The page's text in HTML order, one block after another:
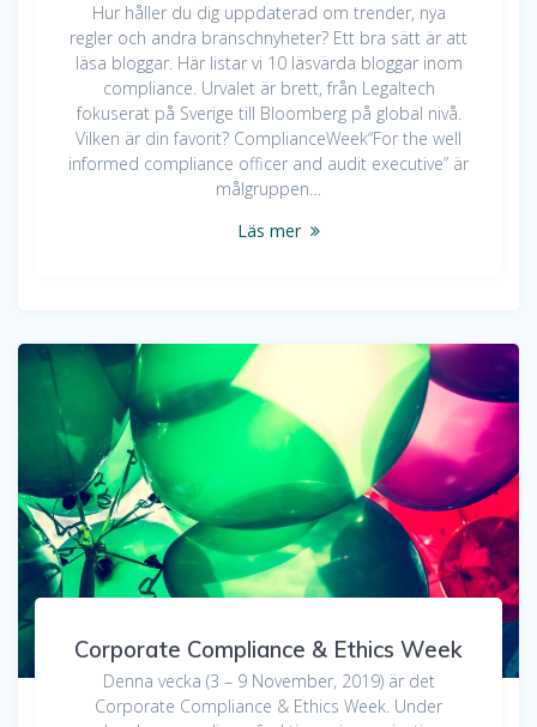
Hur håller du dig uppdaterad om trender, nya
regler och andra branschnyheter? Ett bra sätt är att
läsa bloggar. Här listar vi 10 läsvärda bloggar inom
compliance. Urvalet är brett, från Legaltech
fokuserat på Sverige till Bloomberg på global nivå.
Vilken är din favorit? ComplianceWeek“For the well
informed compliance officer and audit executive” är
målgruppen…
Läs mer
Corporate Compliance & Ethics Week
Denna vecka (3 – 9 November, 2019) är det
Corporate Compliance & Ethics Week. Under